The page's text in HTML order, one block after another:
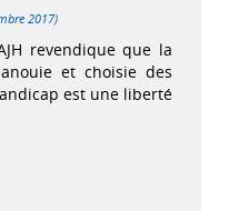
2017)
revendique que la
et choisie des
est une liberté